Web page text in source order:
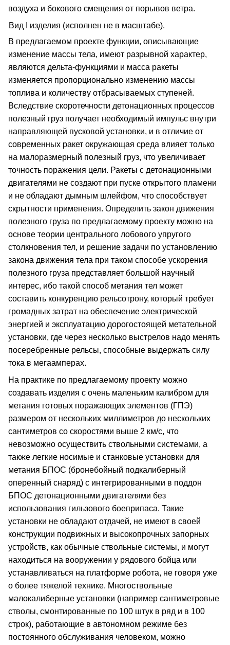
воздуха и бокового смещения от порывов ветра.
Вид I изделия (исполнен не в масштабе).
В предлагаемом проекте функции, описывающие
изменение массы тела, имеют разрывной характер,
являются дельта-функциями и масса ракеты
изменяется пропорционально изменению массы
топлива и количеству отбрасываемых ступеней.
Вследствие скоротечности детонационных процессов
полезный груз получает необходимый импульс внутри
направляющей пусковой установки, и в отличие от
современных ракет окружающая среда влияет только
на малоразмерный полезный груз, что увеличивает
точность поражения цели. Ракеты с детонационными
двигателями не создают при пуске открытого пламени
и не обладают дымным шлейфом, что способствует
скрытности применения. Определить закон движения
полезного груза по предлагаемому проекту можно на
основе теории центрального лобового упругого
столкновения тел, и решение задачи по установлению
закона движения тела при таком способе ускорения
полезного груза представляет большой научный
интерес, ибо такой способ метания тел может
составить конкуренцию рельсотрону, который требует
громадных затрат на обеспечение электрической
энергией и эксплуатацию дорогостоящей метательной
установки, где через несколько выстрелов надо менять
посеребренные рельсы, способные выдержать силу
тока в мегаамперах.
На практике по предлагаемому проекту можно
создавать изделия с очень маленьким калибром для
метания готовых поражающих элементов (ГПЭ)
размером от нескольких миллиметров до нескольких
сантиметров со скоростями выше 2 км/с, что
невозможно осуществить ствольными системами, а
также легкие носимые и станковые установки для
метания БПОС (бронебойный подкалиберный
оперенный снаряд) с интегрированными в поддон
БПОС детонационными двигателями без
использования гильзового боеприпаса. Такие
установки не обладают отдачей, не имеют в своей
конструкции подвижных и высокопрочных запорных
устройств, как обычные ствольные системы, и могут
находиться на вооружении у рядового бойца или
устанавливаться на платформе робота, не говоря уже
о более тяжелой технике. Многоствольные
малокалиберные установки (например сантиметровые
стволы, смонтированные по 100 штук в ряд и в 100
строк), работающие в автономном режиме без
постоянного обслуживания человеком, можно